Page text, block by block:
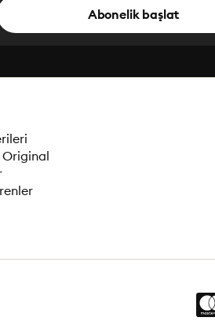
Abonelik başlat